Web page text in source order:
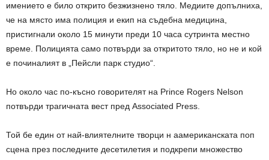
имението е било открито безжизнено тяло. Медиите допълниха,
че на място има полиция и екип на съдебна медицина,
пристигнали около 15 минути преди 10 часа сутринта местно
време. Полицията само потвърди за откритото тяло, но не и кой
е починалият в „Пейсли парк студио“.
Но около час по-късно говорителят на Prince Rogers Nelson
потвърди трагичната вест пред Associated Press.
Той бе един от най-влиятелните творци н аамериканската поп
сцена през последните десетилетия и подкрепи множество